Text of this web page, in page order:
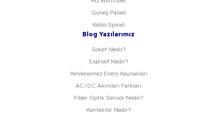
Güneş Paneli
Kablo Spirali
Blog Yazılarımız
Soket Nedir?
Exproof Nedir?
Yenilenemez Enerji Kaynakları
AC/DC Akımları Farkları
Fiber Optik Sensör Nedir?
Kontaktör Nedir?